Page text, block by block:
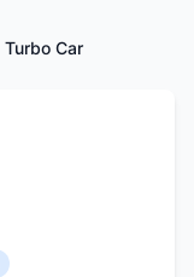
Turbo Car